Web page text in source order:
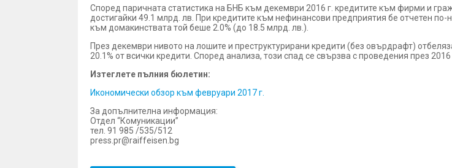
Според паричната статистика на БНБ към декември 2016 г. кредитите към фирми и
достигайки 49.1 млрд. лв. При кредитите към нефинансови предприятия бе отчетен
към домакинствата той беше 2.0% (до 18.5 млрд. лв.).
През декември нивото на лошите и преструктурирани кредити (без овърдрафт)
20.1% от всички кредити. Според анализа, този спад се свързва с проведения през 2016
Изтеглете пълния бюлетин:
Икономически обзор към февруари 2017 г.
За допълнителна информация:
Отдел “Комуникации”
тел. 91 985 /535/512
press.pr@raiffeisen.bg